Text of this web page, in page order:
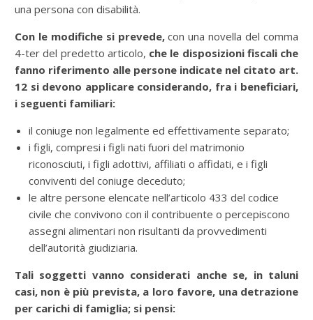
una persona con disabilità.
Con le modifiche si prevede,con una novella del comma
4-ter del predetto articolo, che le disposizioni fiscali che
fanno riferimento alle persone indicate nel citato art.
12 si devono applicare considerando, fra i beneficiari,
i seguenti familiari:
il coniuge non legalmente ed effettivamente separato;
i figli, compresi i figli nati fuori del matrimonio
riconosciuti, i figli adottivi, affiliati o affidati, e i figli
conviventi del coniuge deceduto;
le altre persone elencate nell’articolo 433 del codice
civile che convivono con il contribuente o percepiscono
assegni alimentari non risultanti da provvedimenti
dell’autorità giudiziaria.
Tali soggetti vanno considerati anche se, in taluni
casi, non è più prevista, a loro favore, una detrazione
per carichi di famiglia; si pensi: